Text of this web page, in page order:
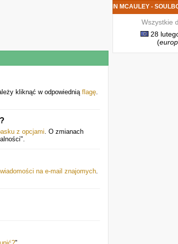
kliknąć w odpowiednią flagę.
z opcjami. O zmianach
na e-mail znajomych.
NOWA PŁYTA ROBIN MCAULEY -
Wszystkie
28
(